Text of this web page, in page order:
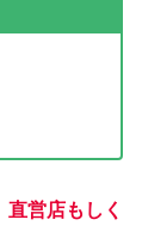
直営店もしく